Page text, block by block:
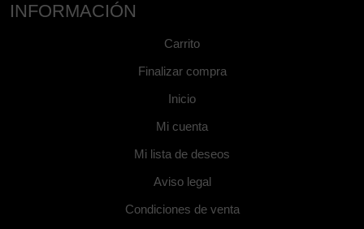
INFORMACIÓN
Carrito
Finalizar compra
Inicio
Mi cuenta
Mi lista de deseos
Aviso legal
Condiciones de venta